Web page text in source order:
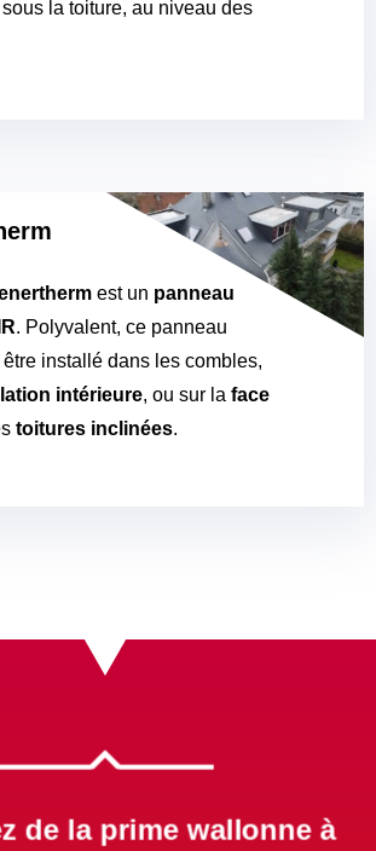
la toiture, au niveau des
enertherm est un panneau
. Polyvalent, ce panneau
installé dans les combles,
intérieure, ou sur la face
toitures inclinées.

de la prime wallonne à